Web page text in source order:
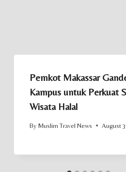
Pemkot Makassar
Kampus untuk Perkuat
Wisata Halal
By Muslim Travel News August